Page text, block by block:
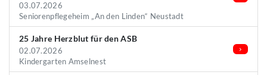
03.07.2026
Seniorenpflegeheim „An den Linden“ Neustadt
25 Jahre Herzblut für den ASB
02.07.2026
Kindergarten Amselnest